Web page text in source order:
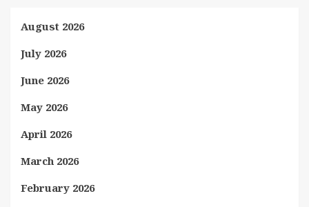
August 2026
July 2026
June 2026
May 2026
April 2026
March 2026
February 2026